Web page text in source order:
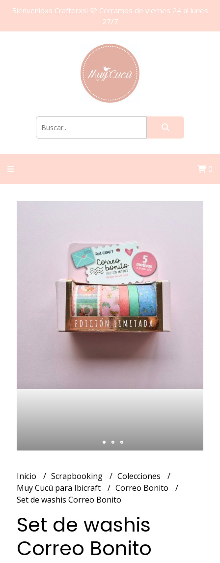
Bienvenidxs Crafterxs! 🩷 Cerramos de viernes 24 al lunes
27/7
0
Inicio Scrapbooking
Colecciones
Muy Cucú para Ibicraft
Correo Bonito
Set de washis Correo Bonito
Set de washis
Correo Bonito